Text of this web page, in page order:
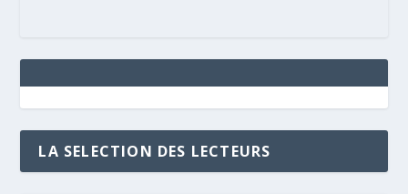
LA SELECTION DES LECTEURS